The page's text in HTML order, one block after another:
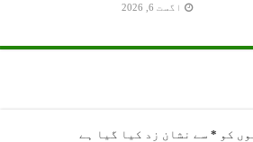
اگست 6, 2026
کو * سے نشان زد کیا گیا ہے